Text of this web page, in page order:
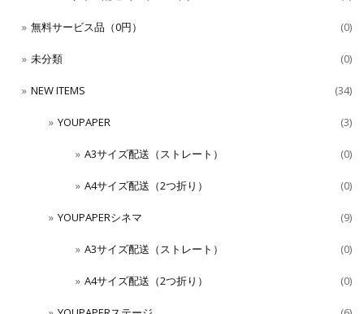
無料サービス品（0円） (0)
未分類 (0)
NEW ITEMS (34)
YOUPAPER (3)
A3サイズ配送（ストレート） (0)
A4サイズ配送（2つ折り） (0)
YOUPAPERシネマ (9)
A3サイズ配送（ストレート） (0)
A4サイズ配送（2つ折り） (0)